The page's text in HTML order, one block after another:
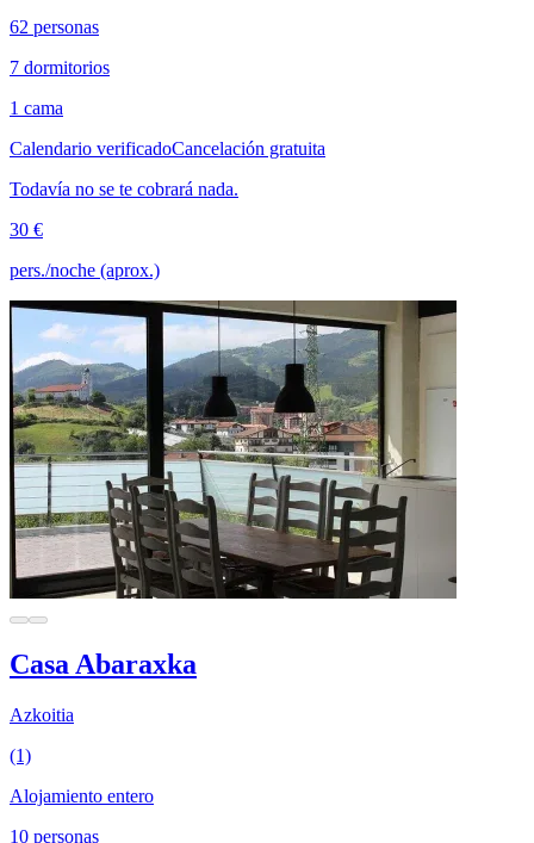
62 personas
7 dormitorios
1 cama
Calendario verificadoCancelación gratuita
Todavía no se te cobrará nada.
30 €
pers./noche (aprox.)
Casa Abaraxka
Azkoitia
(1)
Alojamiento entero
10 personas